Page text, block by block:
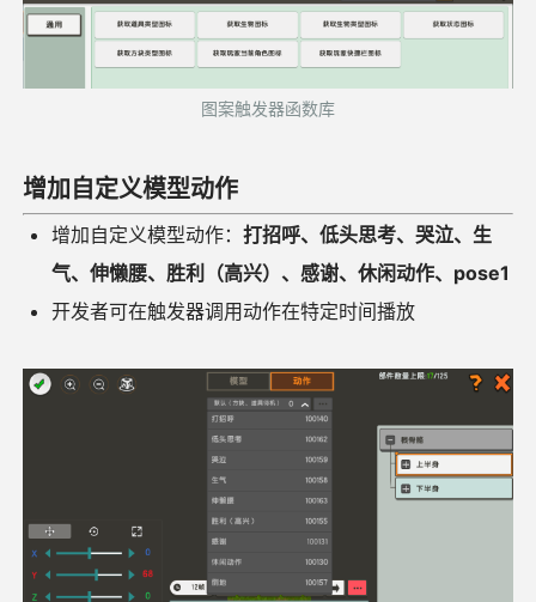
图案触发器函数库
增加自定义模型动作
增加自定义模型动作：打招呼、低头思考、哭泣、生
气、伸懒腰、胜利（高兴）、感谢、休闲动作、pose1
开发者可在触发器调用动作在特定时间播放